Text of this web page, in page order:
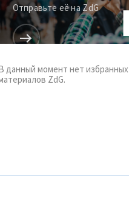
Отправьте её на ZdG
данный момент нет избранных
ZdG.